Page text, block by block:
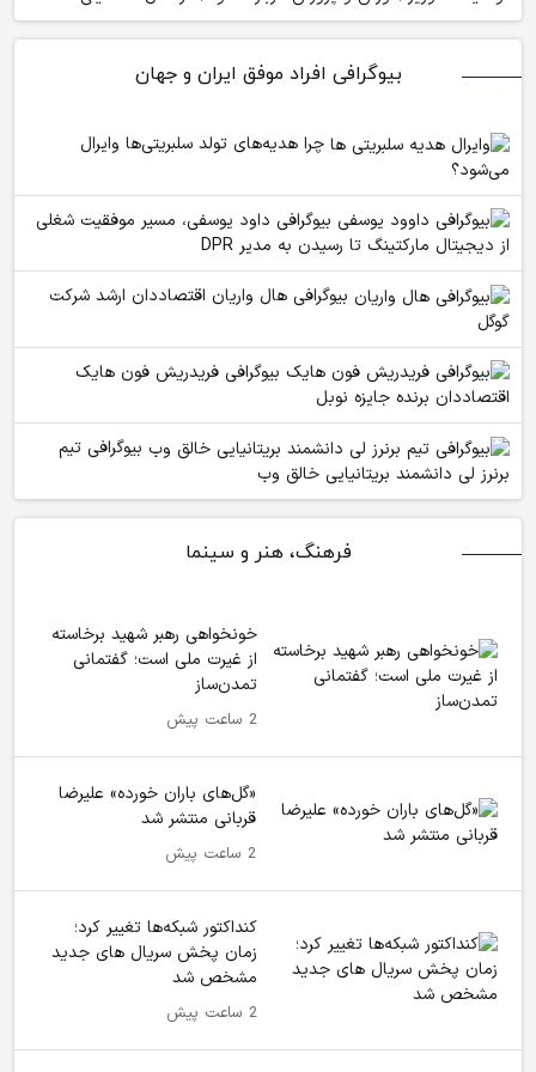
بیوگرافی افراد موفق ایران و جهان
چرا هدیه‌های تولد سلبریتی‌ها وایرال
می‌شود؟
بیوگرافی داود یوسفی، مسیر موفقیت شغلی
از دیجیتال مارکتینگ تا رسیدن به مدیر DPR
بیوگرافی هال واریان اقتصاددان ارشد شرکت
گوگل
بیوگرافی فریدریش فون هایک
اقتصاددان برنده جایزه نوبل
بیوگرافی تیم
برنرز لی دانشمند بریتانیایی خالق وب
فرهنگ، هنر و سینما
خونخواهی رهبر شهید برخاسته
از غیرت ملی است؛ گفتمانی
تمدن‌ساز
2 ساعت پیش
«گل‌های باران خورده» علیرضا
قربانی منتشر شد
2 ساعت پیش
کنداکتور شبکه‌ها تغییر کرد؛
زمان پخش سریال های جدید
مشخص شد
2 ساعت پیش